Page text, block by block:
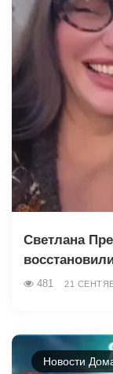
Светлана
481 21
Новости